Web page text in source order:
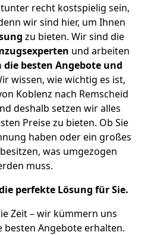
recht kostspielig sein,
wir sind hier, um Ihnen
zu bieten. Wir sind die
und arbeiten
die besten Angebote und
wissen, wie wichtig es ist,
Koblenz nach Remscheid
deshalb setzen wir alles
Preise zu bieten. Ob Sie
haben oder ein großes
was umgezogen
muss.
perfekte Lösung für Sie.
Zeit – wir kümmern uns
besten Angebote erhalten.